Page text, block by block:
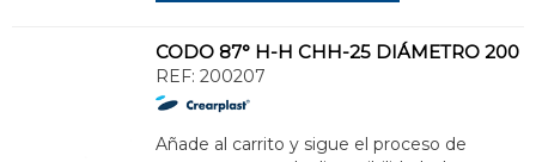
CODO 87° H-H CHH-25 DIÁMETRO 200
REF: 200207
Añade al carrito y sigue el proceso de